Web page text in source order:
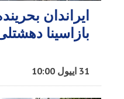
ایراندان
بازاسینا
31 اییول 10:00